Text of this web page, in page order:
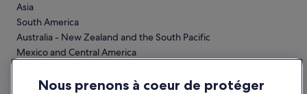
Asia
South America
Australia - New Zealand and the South Pacific
Mexico and Central America
AfricaNous prenons à coeur de protéger